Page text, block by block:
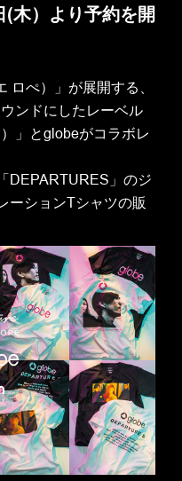
木）より予約を開
ロぺ）」が展開する、
ンドにしたレーベル
」とglobeがコラボレ
DEPARTURES」のジ
ーションTシャツの販